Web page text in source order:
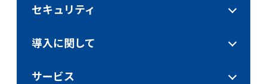
セキュリティ
導入に関して
サービス